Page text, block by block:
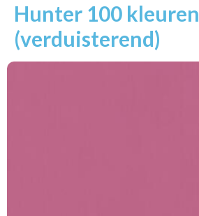
Hunter 100 kleuren
(verduisterend)